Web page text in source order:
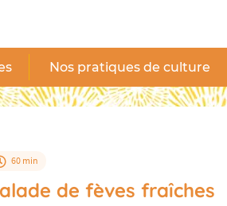
Nos pratiques de culture
60 min
de fèves fraîches